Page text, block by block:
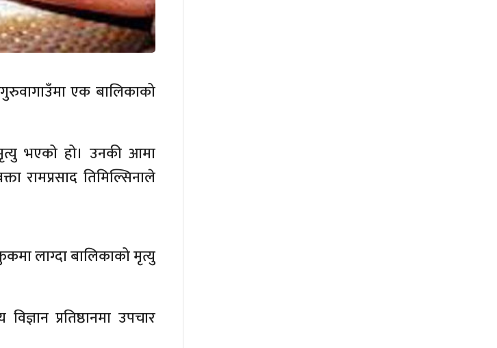
एक बालिकाको
भएको हो। उनकी आमा
रामप्रसाद तिमिल्सिनाले
लाग्दा बालिकाको मृत्यु
प्रतिष्ठानमा उपचार